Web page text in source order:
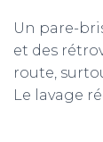
Un pare-
et des
route,
Le lavage